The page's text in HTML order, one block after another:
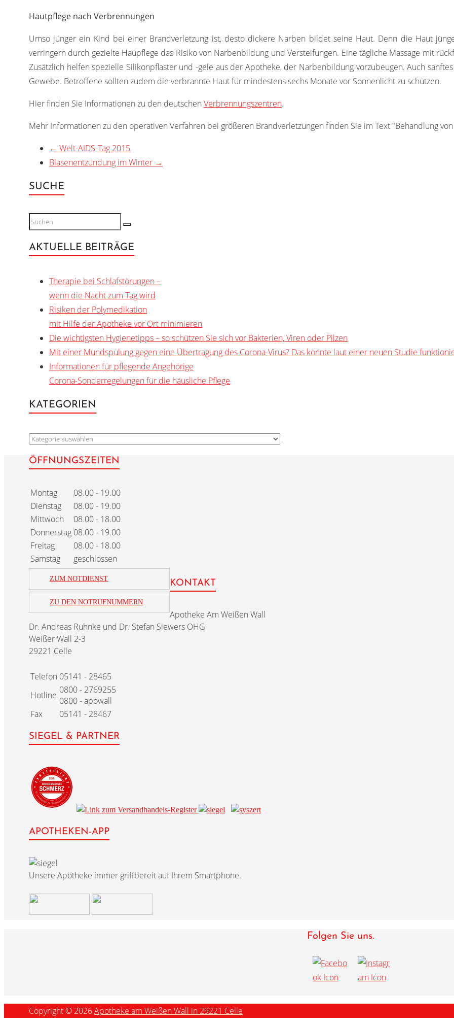
Hautpflege nach Verbrennungen
Umso jünger ein Kind bei einer Brandverletzung ist, desto dickere Narben bildet seine Haut. Denn die Haut
verringern durch gezielte Haupflege das Risiko von Narbenbildung und Versteifungen. Eine tägliche Massage mit
Zusätzlich helfen spezielle Silikonpflaster und -gele aus der Apotheke, der Narbenbildung vorzubeugen. Auch
Gewebe. Betroffene sollten zudem die verbrannte Haut für mindestens sechs Monate vor Sonnenlicht zu schützen.
Hier finden Sie Informationen zu den deutschen Verbrennungszentren.
Mehr Informationen zu den operativen Verfahren bei größeren Brandverletzungen finden Sie im Text "Behandlung
← Welt-AIDS-Tag 2015
Blasenentzündung im Winter →
SUCHE
AKTUELLE BEITRÄGE
Therapie bei Schlafstörungen –
wenn die Nacht zum Tag wird
Risiken der Polymedikation
mit Hilfe der Apotheke vor Ort minimieren
Die wichtigsten Hygienetipps – so schützen Sie sich vor Bakterien, Viren oder Pilzen
Mit einer Mundspülung gegen eine Übertragung des Corona-Virus? Das könnte laut einer neuen Studie
Informationen für pflegende Angehörige
Corona-Sonderregelungen für die häusliche Pflege
KATEGORIEN
KATEGORIEN
ÖFFNUNGSZEITEN
Montag
08.00 - 19.00
Dienstag
08.00 - 19.00
Mittwoch
08.00 - 18.00
Donnerstag 08.00 - 19.00
Freitag
08.00 - 18.00
Samstag
geschlossen
ZUM NOTDIENST
ZU DEN NOTRUFNUMMERN
KONTAKT
Apotheke Am Weißen Wall
Dr. Andreas Ruhnke und Dr. Stefan Siewers OHG
Weißer Wall 2-3
29221 Celle
Telefon 05141 - 28465
Hotline 0800 - 2769255
0800 - apowall
Fax
05141 - 28467
SIEGEL & PARTNER
APOTHEKEN-APP
Unsere Apotheke immer griffbereit auf Ihrem Smartphone.
Folgen Sie uns.
Copyright © 2026Apotheke am Weißen Wall in 29221 Celle